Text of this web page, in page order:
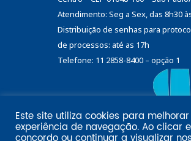
Atendimento: Seg a Sex, das 8h30
Distribuição de senhas para
de processos: até as 17h
Telefone: 11 2858-8400 – opção 1
Email marketing por:
Este site utiliza cookies para
experiência de navegação. Ao clicar